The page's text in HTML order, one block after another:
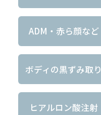
ADM・赤ら顔など
ボディの黒ずみ取り
ヒアルロン酸注射